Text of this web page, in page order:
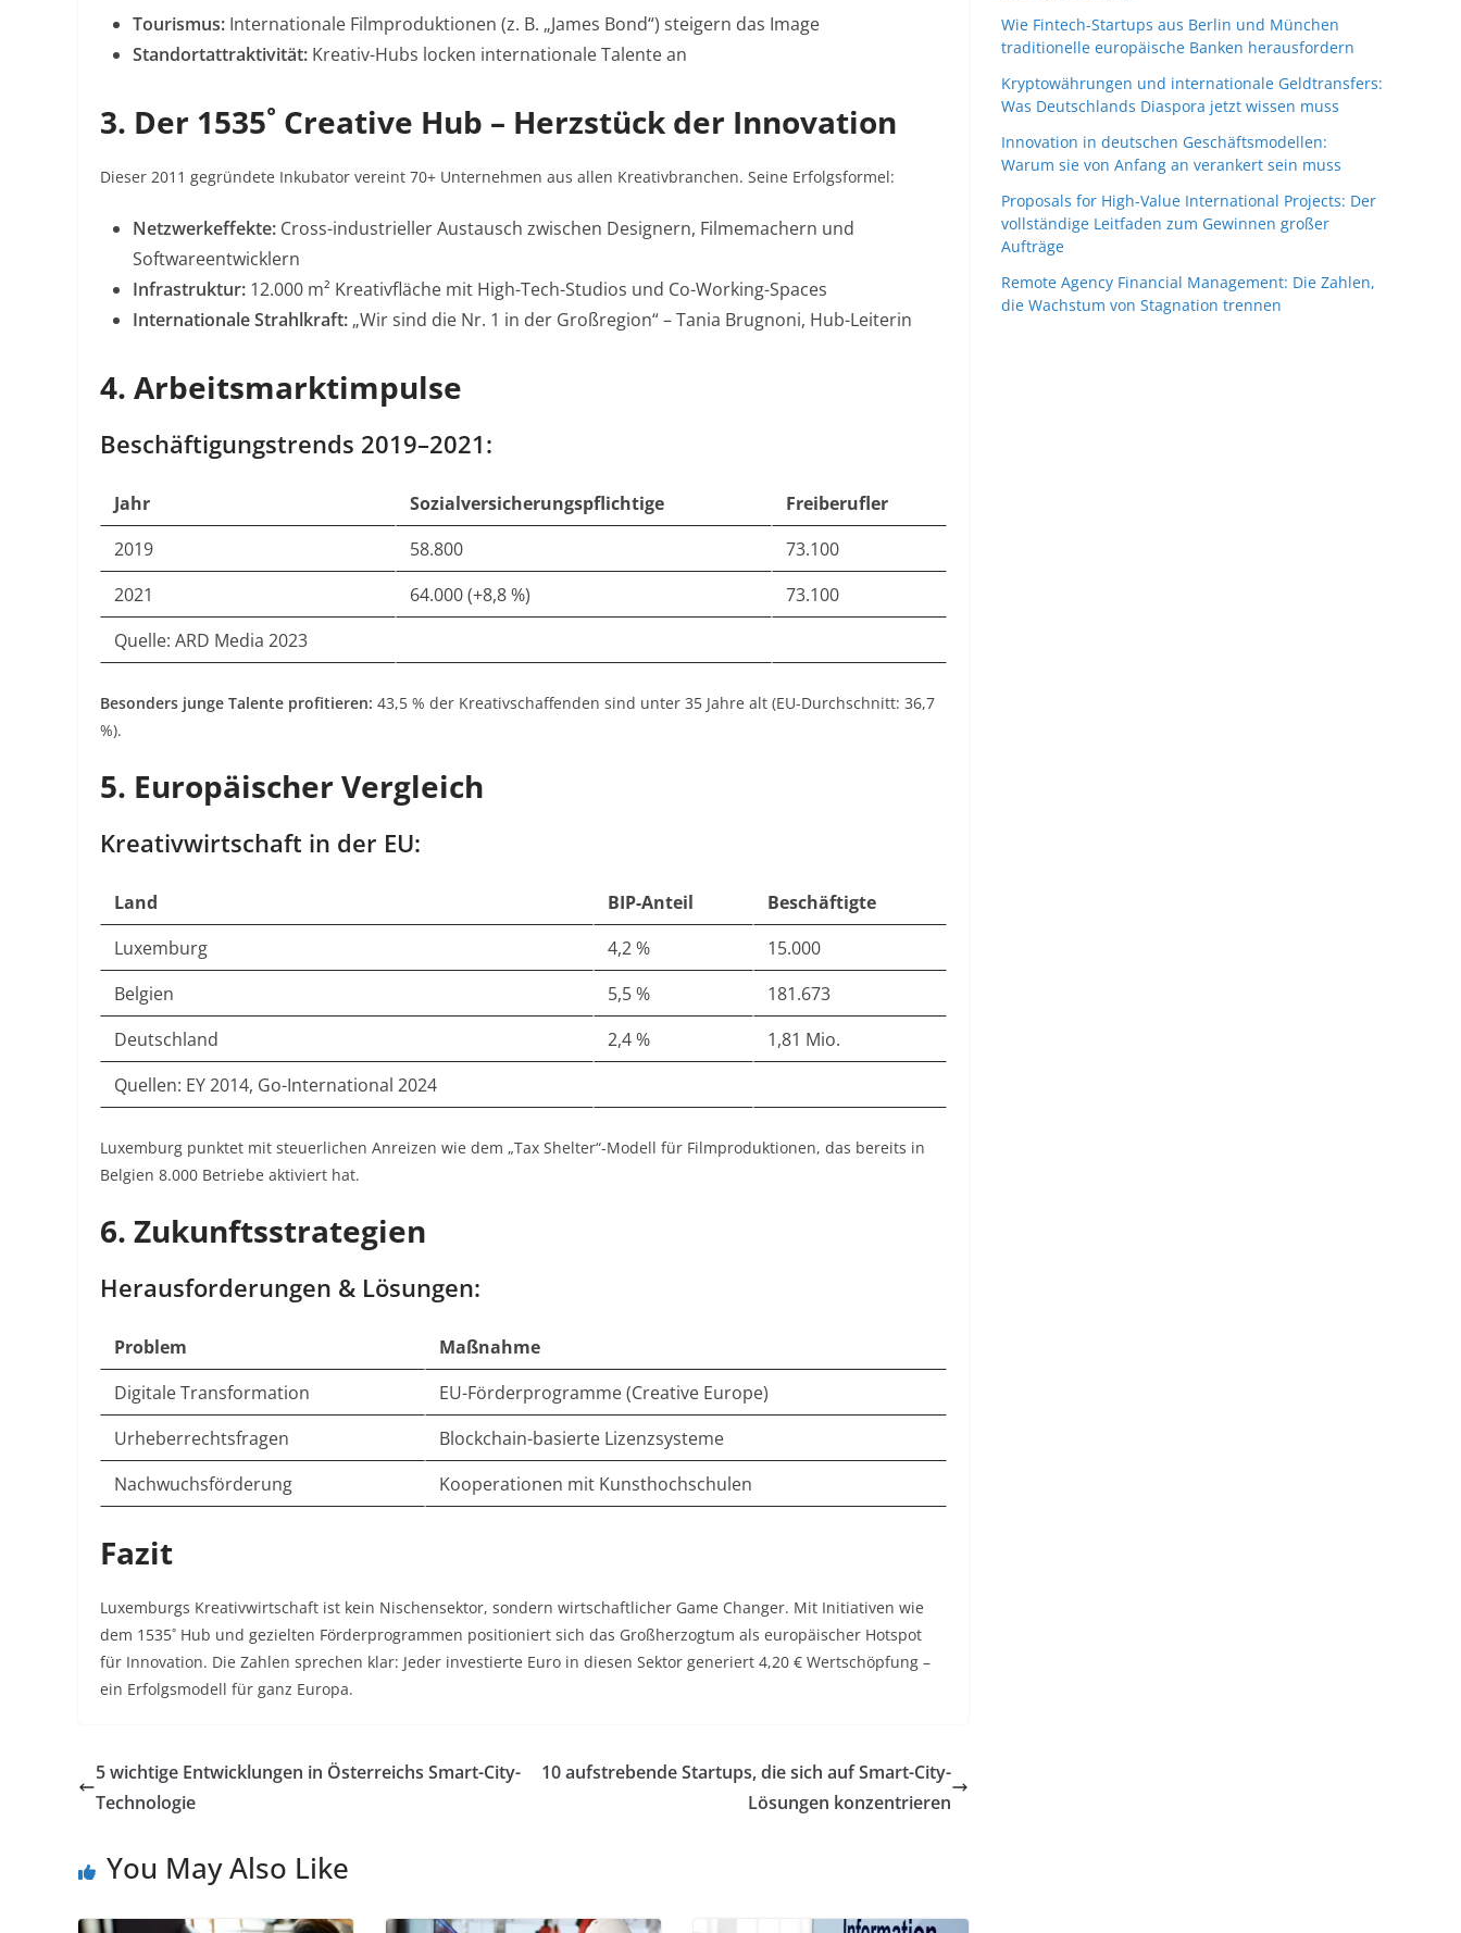
Tourismus: Internationale Filmproduktionen (z. B. „James Bond“) steigern das Image
Standortattraktivität: Kreativ-Hubs locken internationale Talente an
3. Der 1535˚ Creative Hub – Herzstück der Innovation
Dieser 2011 gegründete Inkubator vereint 70+ Unternehmen aus allen Kreativbranchen. Seine Erfolgsformel:
Netzwerkeffekte: Cross-industrieller Austausch zwischen Designern, Filmemachern und
Softwareentwicklern
Infrastruktur: 12.000 m² Kreativfläche mit High-Tech-Studios und Co-Working-Spaces
Internationale Strahlkraft: „Wir sind die Nr. 1 in der Großregion“ – Tania Brugnoni, Hub-Leiterin
4. Arbeitsmarktimpulse
Beschäftigungstrends 2019–2021:
Jahr Sozialversicherungspflichtige
Freiberufler
2019
58.800
73.100
2021
64.000 (+8,8 %)
73.100
Quelle: ARD Media 2023
Besonders junge Talente profitieren: 43,5 % der Kreativschaffenden sind unter 35 Jahre alt (EU-Durchschnitt: 36,7
%).
5. Europäischer Vergleich
Kreativwirtschaft in der EU:
Land BIP-Anteil
Beschäftigte
Luxemburg
4,2 %
15.000
Belgien
5,5 %
181.673
Deutschland
2,4 %
1,81 Mio.
Quellen: EY 2014, Go-International 2024
Luxemburg punktet mit steuerlichen Anreizen wie dem „Tax Shelter“-Modell für Filmproduktionen, das bereits in
Belgien 8.000 Betriebe aktiviert hat.
6. Zukunftsstrategien
Herausforderungen & Lösungen:
Problem
Maßnahme
Digitale Transformation
EU-Förderprogramme (Creative Europe)
Urheberrechtsfragen
Blockchain-basierte Lizenzsysteme
Nachwuchsförderung
Kooperationen mit Kunsthochschulen
Fazit
Luxemburgs Kreativwirtschaft ist kein Nischensektor, sondern wirtschaftlicher Game Changer. Mit Initiativen wie
dem 1535˚ Hub und gezielten Förderprogrammen positioniert sich das Großherzogtum als europäischer Hotspot
für Innovation. Die Zahlen sprechen klar: Jeder investierte Euro in diesen Sektor generiert 4,20 € Wertschöpfung –
ein Erfolgsmodell für ganz Europa.
5 wichtige Entwicklungen in Österreichs Smart-City-
Technologie
10 aufstrebende Startups, die sich auf Smart-City-
Lösungen konzentrieren
You May Also Like
Wie Fintech-Startups aus Berlin und München
traditionelle europäische Banken herausfordern
Kryptowährungen und internationale Geldtransfers:
Was Deutschlands Diaspora jetzt wissen muss
Innovation in deutschen Geschäftsmodellen:
Warum sie von Anfang an verankert sein muss
Proposals for High-Value International Projects: Der
vollständige Leitfaden zum Gewinnen großer
Aufträge
Remote Agency Financial Management: Die Zahlen,
die Wachstum von Stagnation trennen